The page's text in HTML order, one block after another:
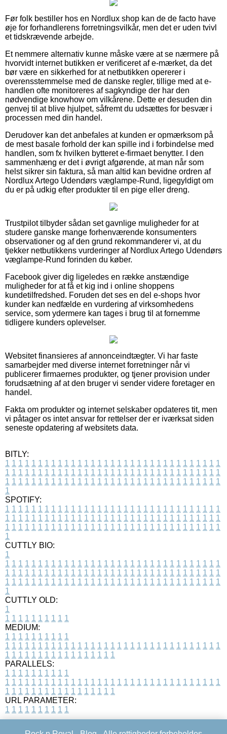
Før folk bestiller hos en Nordlux shop kan de de facto have
øje for forhandlerens forretningsvilkår, men det er uden tvivl
et tidskrævende arbejde.
Et nemmere alternativ kunne måske være at se nærmere på
hvorvidt internet butikken er verificeret af e-mærket, da det
bør være en sikkerhed for at netbutikken opererer i
overensstemmelse med de danske regler, tillige med at e-
handlen ofte monitoreres af sagkyndige der har den
nødvendige knowhow om vilkårene. Dette er desuden din
genvej til at blive hjulpet, såfremt du udsættes for besvær i
processen med din handel.
Derudover kan det anbefales at kunden er opmærksom på
de mest basale forhold der kan spille ind i forbindelse med
handlen, som fx hvilken bytteret e-firmaet benytter. I den
sammenhæng er det i øvrigt afgørende, at man når som
helst sikrer sin faktura, så man altid kan bevidne ordren af
Nordlux Artego Udendørs væglampe-Rund, ligegyldigt om
du er på udkig efter produkter til en pige eller dreng.
Trustpilot tilbyder sådan set gavnlige muligheder for at
studere ganske mange forhenværende konsumenters
observationer og af den grund rekommanderer vi, at du
tjekker netbutikkens vurderinger af Nordlux Artego Udendørs
væglampe-Rund forinden du køber.
Facebook giver dig ligeledes en række anstændige
muligheder for at få et kig ind i online shoppens
kundetilfredshed. Foruden det ses en del e-shops hvor
kunder kan nedfælde en vurdering af virksomhedens
service, som ydermere kan tages i brug til at fornemme
tidligere kunders oplevelser.
Websitet finansieres af annonceindtægter. Vi har faste
samarbejder med diverse internet forretninger når vi
publicerer firmaernes produkter, og tjener provision under
forudsætning af at den bruger vi sender videre foretager en
handel.
Fakta om produkter og internet selskaber opdateres tit, men
vi påtager os intet ansvar for rettelser der er iværksat siden
seneste opdatering af websitets data.
BITLY:
1 1 1 1 1 1 1 1 1 1 1 1 1 1 1 1 1 1 1 1 1 1 1 1 1 1 1 1 1 1 1 1 1
1 1 1 1 1 1 1 1 1 1 1 1 1 1 1 1 1 1 1 1 1 1 1 1 1 1 1 1 1 1 1 1 1
1 1 1 1 1 1 1 1 1 1 1 1 1 1 1 1 1 1 1 1 1 1 1 1 1 1 1 1 1 1 1 1 1
1
SPOTIFY:
1 1 1 1 1 1 1 1 1 1 1 1 1 1 1 1 1 1 1 1 1 1 1 1 1 1 1 1 1 1 1 1 1
1 1 1 1 1 1 1 1 1 1 1 1 1 1 1 1 1 1 1 1 1 1 1 1 1 1 1 1 1 1 1 1 1
1 1 1 1 1 1 1 1 1 1 1 1 1 1 1 1 1 1 1 1 1 1 1 1 1 1 1 1 1 1 1 1 1
1
CUTTLY BIO:
1
1 1 1 1 1 1 1 1 1 1 1 1 1 1 1 1 1 1 1 1 1 1 1 1 1 1 1 1 1 1 1 1 1
1 1 1 1 1 1 1 1 1 1 1 1 1 1 1 1 1 1 1 1 1 1 1 1 1 1 1 1 1 1 1 1 1
1 1 1 1 1 1 1 1 1 1 1 1 1 1 1 1 1 1 1 1 1 1 1 1 1 1 1 1 1 1 1 1 1
1
CUTTLY OLD:
1
1 1 1 1 1 1 1 1 1 1
MEDIUM:
1 1 1 1 1 1 1 1 1 1
1 1 1 1 1 1 1 1 1 1 1 1 1 1 1 1 1 1 1 1 1 1 1 1 1 1 1 1 1 1 1 1 1
1 1 1 1 1 1 1 1 1 1 1 1 1 1 1 1 1
PARALLELS:
1 1 1 1 1 1 1 1 1 1
1 1 1 1 1 1 1 1 1 1 1 1 1 1 1 1 1 1 1 1 1 1 1 1 1 1 1 1 1 1 1 1 1
1 1 1 1 1 1 1 1 1 1 1 1 1 1 1 1 1
URL PARAMETER:
1 1 1 1 1 1 1 1 1 1